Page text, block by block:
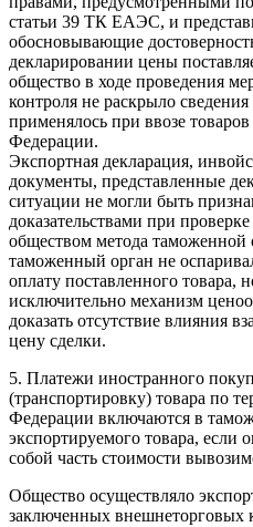
статьи 39 ТК ЕАЭС, и
обосновывающие
декларировании цены
общество в ходе проведения
контроля не раскрыло
применялось при ввозе
Федерации.
Экспортная декларация,
документы, представленные
ситуации не могли быть
доказательствами при
обществом метода таможенной
таможенный орган не
оплату поставленного товара,
исключительно механизм
доказать отсутствие влияния
цену сделки.
5. Платежи иностранного
(транспортировку) товара по
Федерации включаются в
экспортируемого товара, если
собой часть стоимости
Общество осуществляло
заключенных внешнеторговых